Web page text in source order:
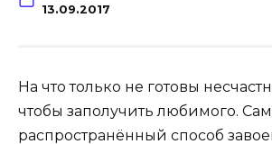
13.09.2017
На что только не готовы
чтобы заполучить любимого.
распространённый способ